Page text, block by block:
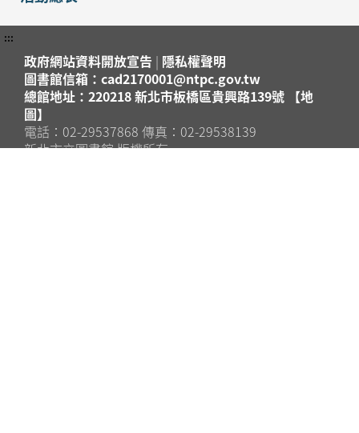
:::
政府網站資料開放宣告 | 隱私權聲明
圖書館信箱：cad2170001@ntpc.gov.tw
總館地址：220218 新北市板橋區貴興路139號 【地
圖】
電話：02-29537868 傳真：02-29538139
新北市立圖書館 版權所有